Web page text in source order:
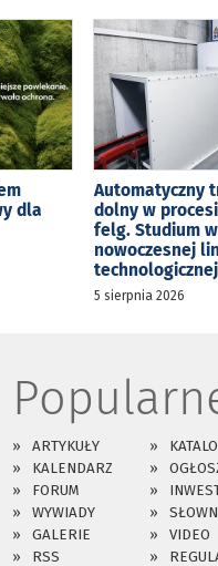
dla
Automatyczny
dolny w
felg. Studium
nowoczesnej
technologicznej
5 sierpnia 2026
ARTYKUŁY
KALENDARZ
FORUM
WYWIADY
GALERIE
VIDEO
RSS